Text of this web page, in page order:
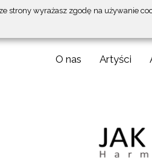
strony wyrażasz zgodę na używanie
O nas Artyści